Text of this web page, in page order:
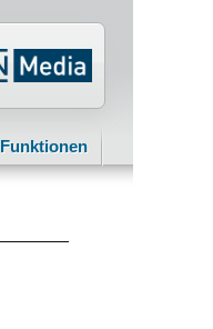
Funktionen